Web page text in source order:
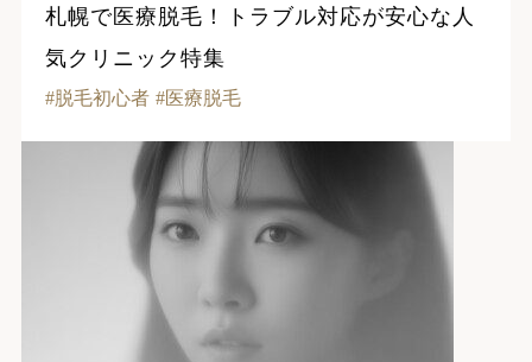
札幌で医療脱毛！トラブル対応が安心な人
気クリニック特集
脱毛初心者 医療脱毛